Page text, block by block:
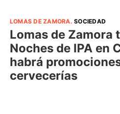
LOMAS DE ZAMORA.SOCIEDAD
Lomas de Zamora
Noches de IPA en
habrá
cervecerías